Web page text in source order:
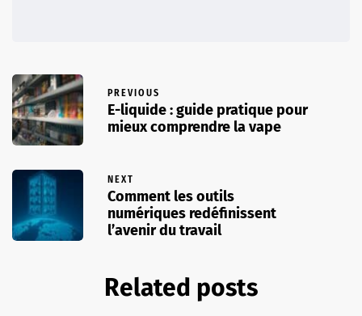
PREVIOUS
E-liquide : guide pratique pour
mieux comprendre la vape
NEXT
Comment les outils
numériques redéfinissent
l’avenir du travail
Related posts